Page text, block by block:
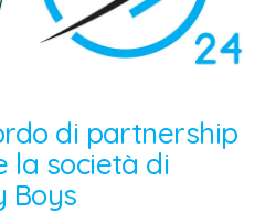
di partnership
la società di
Boys